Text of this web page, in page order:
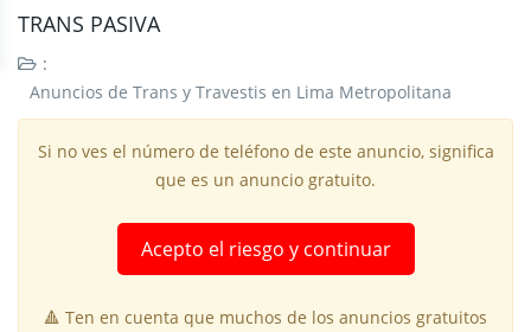
TRANS PASIVA
:
Anuncios de Trans y Travestis en Lima Metropolitana
Si no ves el número de teléfono de este anuncio, significa
que es un anuncio gratuito.
Acepto el riesgo y continuar
🔺 Ten en cuenta que muchos de los anuncios gratuitos